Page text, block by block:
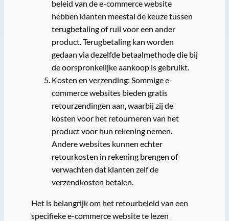
beleid van de e-commerce website
hebben klanten meestal de keuze tussen
terugbetaling of ruil voor een ander
product. Terugbetaling kan worden
gedaan via dezelfde betaalmethode die bij
de oorspronkelijke aankoop is gebruikt.
Kosten en verzending: Sommige e-
commerce websites bieden gratis
retourzendingen aan, waarbij zij de
kosten voor het retourneren van het
product voor hun rekening nemen.
Andere websites kunnen echter
retourkosten in rekening brengen of
verwachten dat klanten zelf de
verzendkosten betalen.
Het is belangrijk om het retourbeleid van een
specifieke e-commerce website te lezen